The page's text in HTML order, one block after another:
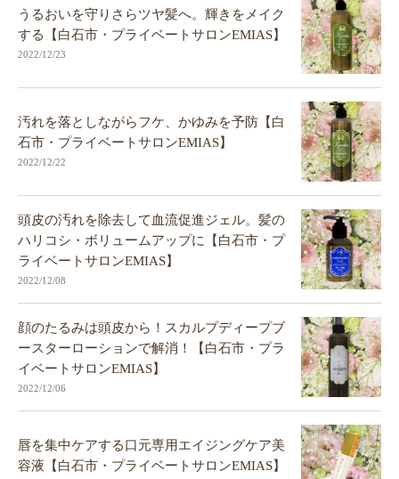
うるおいを守りさらツヤ髪へ。輝きをメイク
する【白石市・プライベートサロンEMIAS】
2022/12/23
汚れを落としながらフケ、かゆみを予防【白
石市・プライベートサロンEMIAS】
2022/12/22
頭皮の汚れを除去して血流促進ジェル。髪の
ハリコシ・ボリュームアップに【白石市・プ
ライベートサロンEMIAS】
2022/12/08
顔のたるみは頭皮から！スカルプディープブ
ースターローションで解消！【白石市・プラ
イベートサロンEMIAS】
2022/12/06
唇を集中ケアする口元専用エイジングケア美
容液【白石市・プライベートサロンEMIAS】